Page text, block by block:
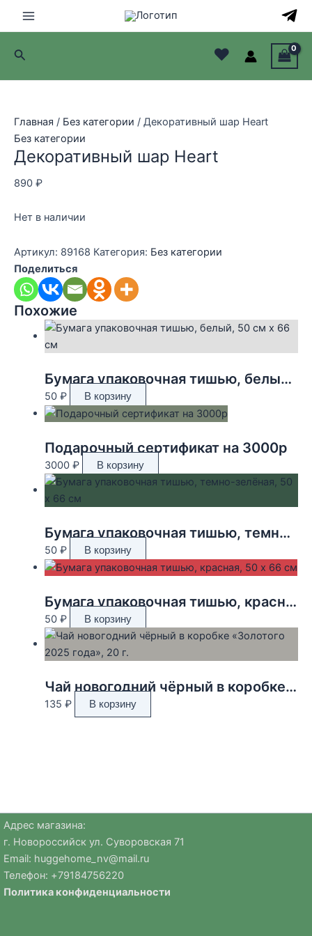
Main
Menu
Поиск ♥
Главная / Без категории / Декоративный шар Heart
Без категории
Декоративный шар Heart
890 ₽
Нет в наличии
Артикул: 89168 Категория: Без категории
Поделиться
Похожие
Бумага упаковочная тишью, белый, 50 см х 66 см
50 ₽ В корзину
Подарочный сертификат на 3000р
3000 ₽ В корзину
Бумага упаковочная тишью, темно-зелёная, 50 х 66 см
50 ₽ В корзину
Бумага упаковочная тишью, красная, 50 х 66 см
50 ₽ В корзину
Чай новогодний чёрный в коробке «Золотого 2025 года», 20 г.
135 ₽ В корзину
Адрес магазина:
г. Новороссийск ул. Суворовская 71
Email: huggehome_nv@mail.ru
Телефон: +79184756220
Политика конфиденциальности